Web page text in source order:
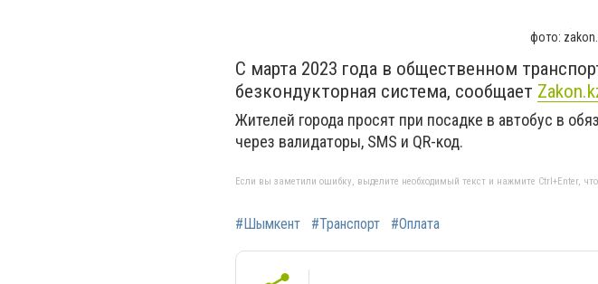
фото:
С марта 2023 года в общественном
безкондукторная система, сообщает
Жителей города просят при посадке в автобус в
через валидаторы, SMS и QR-код.
Если вы заметили ошибку, выделите необходимый текст и нажмите Ctrl+Enter,
#Шымкент #Транспорт #Оплата